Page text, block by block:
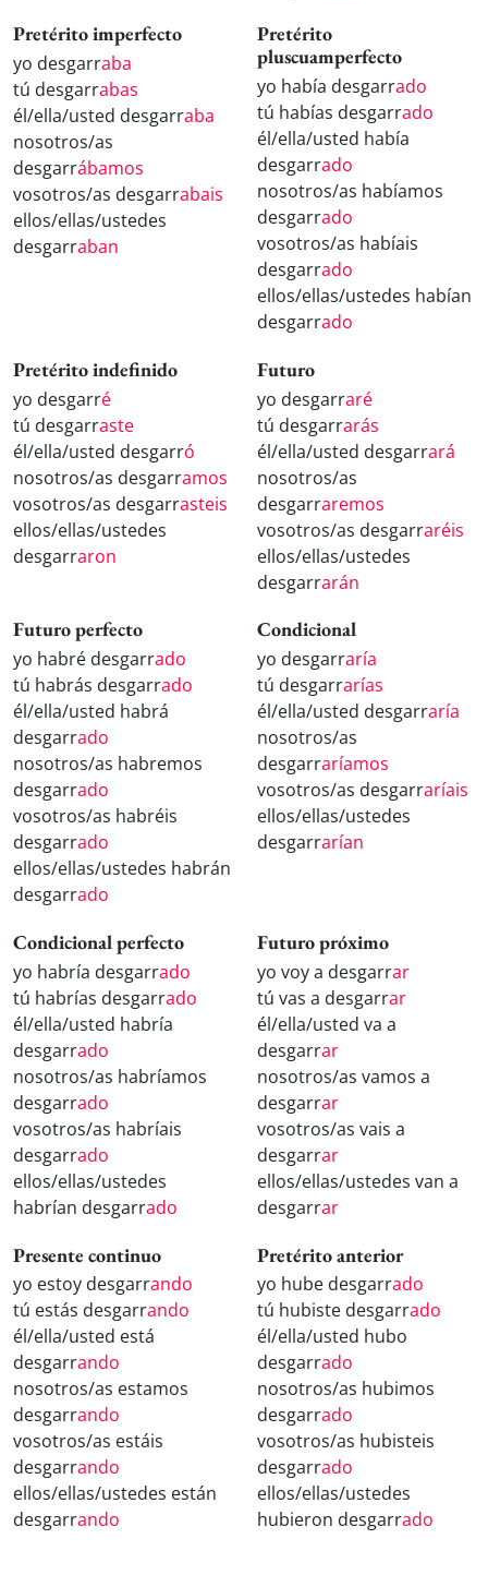
Pretérito imperfecto
yo desgarraba
tú desgarrabas
él/ella/usted desgarraba
nosotros/as
desgarrábamos
vosotros/as desgarrabais
ellos/ellas/ustedes
desgarraban
Pretérito
pluscuamperfecto
yo había desgarrado
tú habías desgarrado
él/ella/usted había
desgarrado
nosotros/as habíamos
desgarrado
vosotros/as habíais
desgarrado
ellos/ellas/ustedes habían
desgarrado
Pretérito indefinido
yo desgarré
tú desgarraste
él/ella/usted desgarró
nosotros/as desgarramos
vosotros/as desgarrasteis
ellos/ellas/ustedes
desgarraron
Futuro
yo desgarraré
tú desgarrarás
él/ella/usted desgarrará
nosotros/as
desgarraremos
vosotros/as desgarraréis
ellos/ellas/ustedes
desgarrarán
Futuro perfecto
yo habré desgarrado
tú habrás desgarrado
él/ella/usted habrá
desgarrado
nosotros/as habremos
desgarrado
vosotros/as habréis
desgarrado
ellos/ellas/ustedes habrán
desgarrado
Condicional
yo desgarraría
tú desgarrarías
él/ella/usted desgarraría
nosotros/as
desgarraríamos
vosotros/as desgarraríais
ellos/ellas/ustedes
desgarrarían
Condicional perfecto
yo habría desgarrado
tú habrías desgarrado
él/ella/usted habría
desgarrado
nosotros/as habríamos
desgarrado
vosotros/as habríais
desgarrado
ellos/ellas/ustedes
habrían desgarrado
Futuro próximo
yo voy a desgarrar
tú vas a desgarrar
él/ella/usted va a
desgarrar
nosotros/as vamos a
desgarrar
vosotros/as vais a
desgarrar
ellos/ellas/ustedes van a
desgarrar
Presente continuo
yo estoy desgarrando
tú estás desgarrando
él/ella/usted está
desgarrando
nosotros/as estamos
desgarrando
vosotros/as estáis
desgarrando
ellos/ellas/ustedes están
desgarrando
Pretérito anterior
yo hube desgarrado
tú hubiste desgarrado
él/ella/usted hubo
desgarrado
nosotros/as hubimos
desgarrado
vosotros/as hubisteis
desgarrado
ellos/ellas/ustedes
hubieron desgarrado